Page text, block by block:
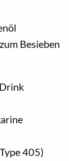
Besieben
405)